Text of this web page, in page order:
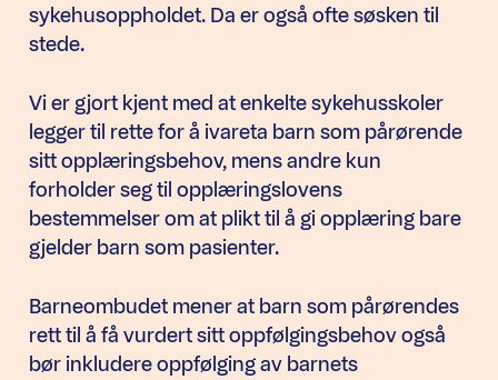
sykehusoppholdet. Da er også ofte søsken til
stede.
Vi er gjort kjent med at enkelte sykehusskoler
legger til rette for å ivareta barn som pårørende
sitt opplæringsbehov, mens andre kun
forholder seg til opplæringslovens
bestemmelser om at plikt til å gi opplæring bare
gjelder barn som pasienter.
Barneombudet mener at barn som pårørendes
rett til å få vurdert sitt oppfølgingsbehov også
bør inkludere oppfølging av barnets